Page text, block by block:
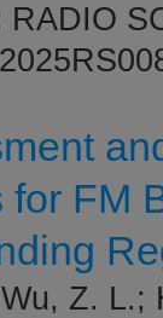
RADIO
for FM
Wu, Z. L.;